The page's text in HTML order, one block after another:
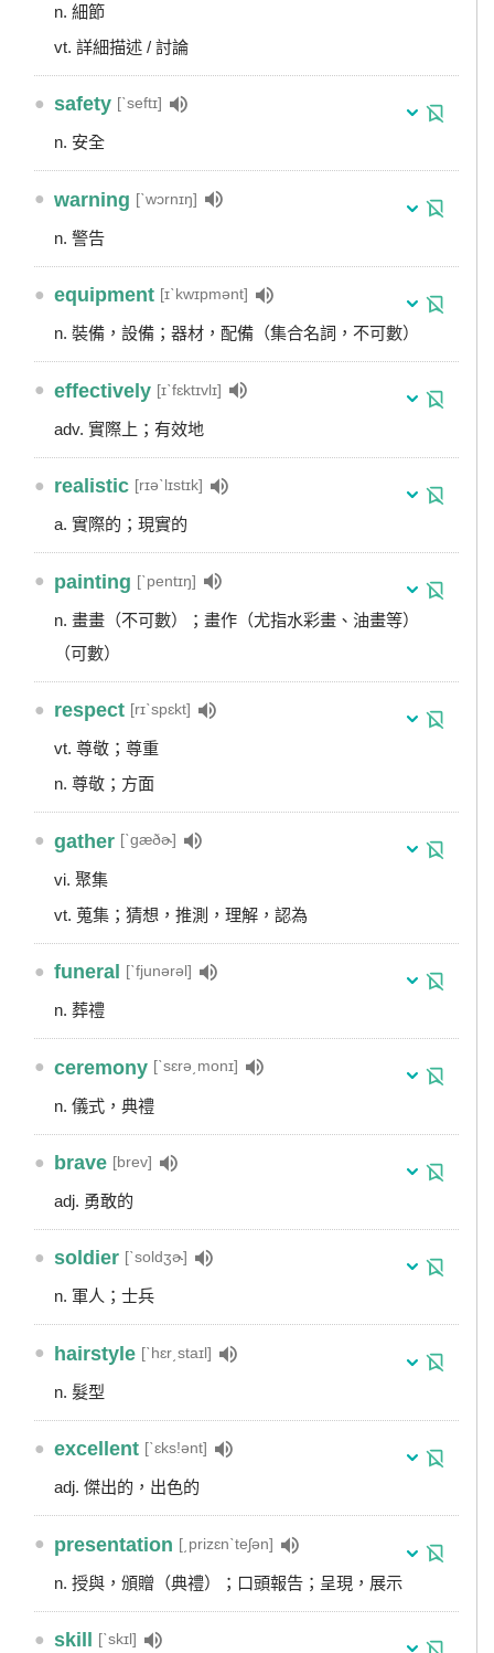
n. 細節
vt. 詳細描述 / 討論
● safety [ˋseftɪ]
n. 安全
● warning [ˋwɔrnɪŋ]
n. 警告
● equipment [ɪˋkwɪpmənt]
n. 裝備，設備；器材，配備（集合名詞，不可數）
● effectively [ɪˋfɛktɪvlɪ]
adv. 實際上；有效地
● realistic [rɪəˋlɪstɪk]
a. 實際的；現實的
● painting [ˋpentɪŋ]
n. 畫畫（不可數）；畫作（尤指水彩畫、油畫等）
（可數）
● respect [rɪˋspɛkt]
vt. 尊敬；尊重
n. 尊敬；方面
● gather [ˋgæðɚ]
vi. 聚集
vt. 蒐集；猜想，推測，理解，認為
● funeral [ˋfjunərəl]
n. 葬禮
● ceremony [ˋsɛrə͵monɪ]
n. 儀式，典禮
● brave [brev]
adj. 勇敢的
● soldier [ˋsoldʒɚ]
n. 軍人；士兵
● hairstyle [ˋhɛr͵staɪl]
n. 髮型
● excellent [ˋɛks!ənt]
adj. 傑出的，出色的
● presentation [͵prizɛnˋteʃən]
n. 授與，頒贈（典禮）；口頭報告；呈現，展示
● skill [ˋskɪl]